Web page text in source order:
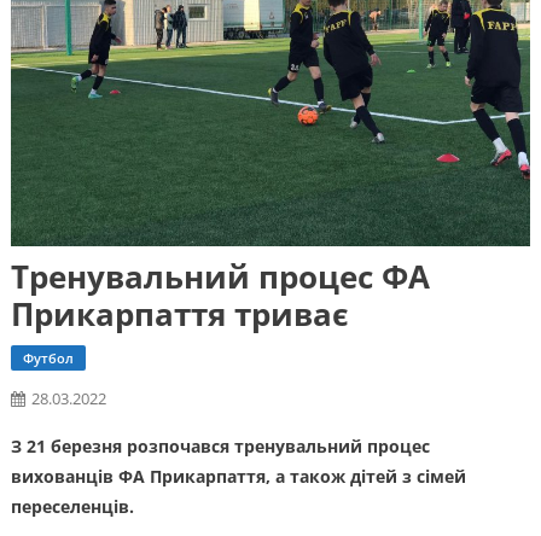
Тренувальний процес ФА
Прикарпаття триває
Футбол
28.03.2022
З 21 березня розпочався тренувальний процес
вихованців ФА Прикарпаття, а також дітей з сімей
переселенців.